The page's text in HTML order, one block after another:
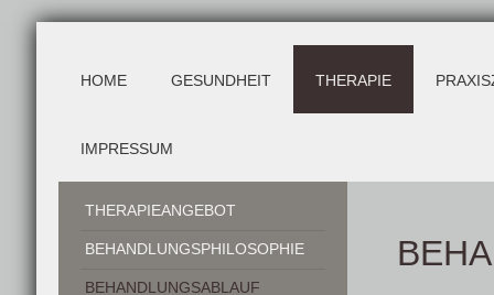
HOME GESUNDHEIT THERAPIE
IMPRESSUM
THERAPIEANGEBOT
BEHANDLUNGSPHILOSOPHIE
BEHANDLUNGSABLAUF